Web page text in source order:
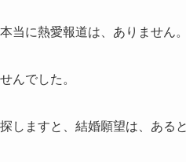
当に熱愛報道は、ありません。
んでした。
しますと、結婚願望は、ある